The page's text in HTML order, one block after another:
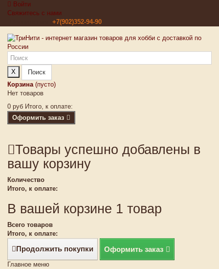
Войти
Свяжитесь с нами
+7(902)352-94-90
X
Поиск
Корзина (пусто)
Нет товаров
0 руб Итого, к оплате:
Оформить заказ
Товары успешно добавлены в
вашу корзину
Количество
Итого, к оплате:
В вашей корзине 1 товар
Всего товаров
Итого, к оплате:
Продолжить покупки Оформить заказ
Главное меню